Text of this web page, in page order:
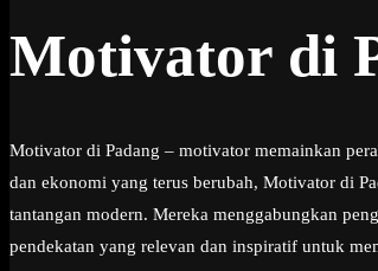
Motivator di
Motivator di Padang – motivator memainkan
dan ekonomi yang terus berubah, Motivator di
tantangan modern. Mereka menggabungkan
pendekatan yang relevan dan inspiratif untuk